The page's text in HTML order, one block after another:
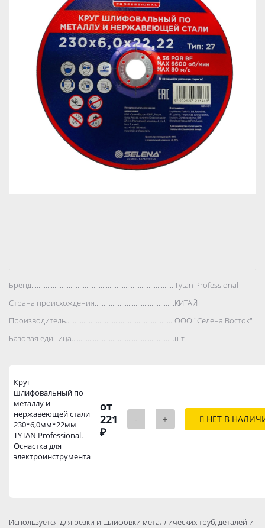
Бренд..................................................................................Tytan Professional
Страна происхождения..................................................................................
КИТАЙ
Производитель..................................................................................ООО "Селена Восток"
Базовая единица..................................................................................
шт
Круг
шлифовальный по
металлу и
нержавеющей стали
230*6,0мм*22мм
TYTAN Professional.
Оснастка для
электроинструмента
от
221
₽
- + НЕТ В
Используется для резки и шлифовки металлических труб, деталей и